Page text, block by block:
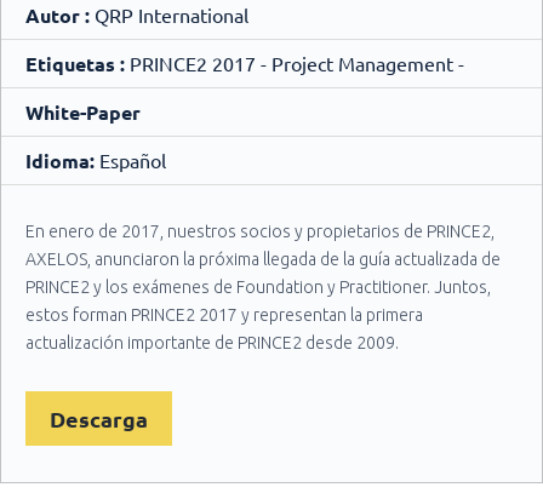
Autor : QRP International
Etiquetas : PRINCE2 2017 - Project Management -
White-Paper
Idioma: Español
En enero de 2017, nuestros socios y propietarios de PRINCE2,
AXELOS, anunciaron la próxima llegada de la guía actualizada de
PRINCE2 y los exámenes de Foundation y Practitioner. Juntos,
estos forman PRINCE2 2017 y representan la primera
actualización importante de PRINCE2 desde 2009.
de gestión de proyectos que debe adaptarse adecuadamente a
cada individuo y a su organización. El manual, la formación y el
efectiva, y así obtener el máximo provecho de la certificación.
Descarga